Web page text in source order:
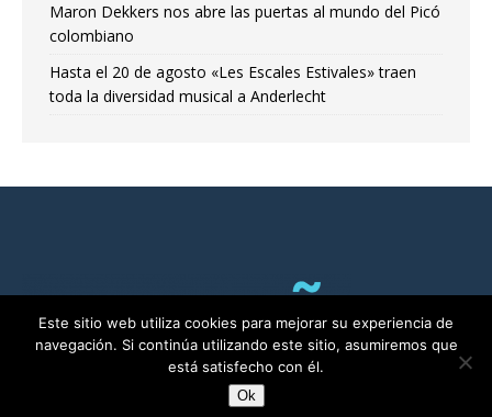
Maron Dekkers nos abre las puertas al mundo del Picó
colombiano
Hasta el 20 de agosto «Les Escales Estivales» traen
toda la diversidad musical a Anderlecht
RADIO ALMA©2011-2025 | Bruselas con Ñ por ALMA asbl
Este sitio web utiliza cookies para mejorar su experiencia de
navegación. Si continúa utilizando este sitio, asumiremos que
está satisfecho con él.
Ok